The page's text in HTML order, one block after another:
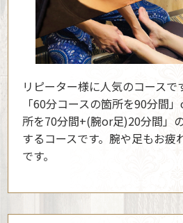
リピーター様に人気のコースで
「60分コースの箇所を90分間
所を70分間+(腕or足)20分間」
するコースです。腕や足もお疲
です。